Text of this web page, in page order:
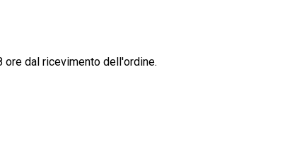
dal ricevimento dell'ordine.